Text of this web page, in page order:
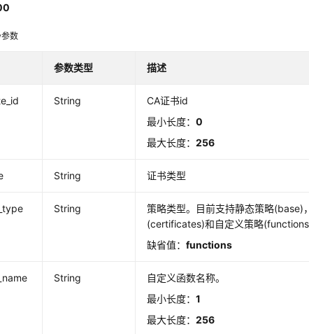
数
参数类型 描述
String
CA证书id
最小长度：0
最大长度：256
String 证书类型
String
策略类型。目前支持静态策略(base)
(certificates)和自定义策略
缺省值：functions
String
自定义函数名称。
最小长度：1
最大长度：256